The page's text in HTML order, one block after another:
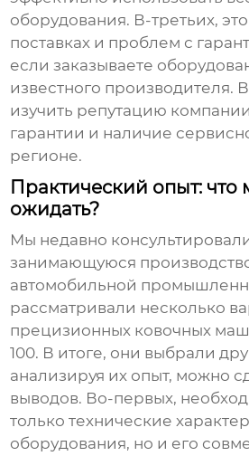
оборудования. В-третьих,
поставках и проблем с
если заказываете
известного производителя.
изучить репутацию
гарантии и наличие
регионе.
Практический опыт:
ожидать?
Мы недавно
занимающуюся
автомобильной
рассматривали несколько
прецизионных ковочных
100. В итоге, они выбрали
анализируя их опыт, можно
выводов. Во-первых,
только технические
оборудования, но и его